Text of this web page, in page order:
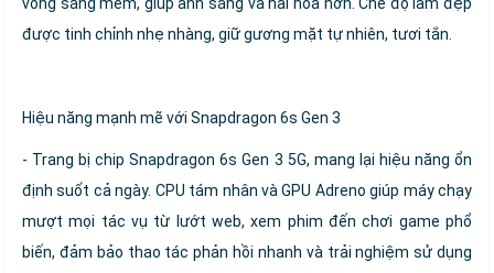
được tinh chỉnh nhẹ nhàng, giữ gương mặt tự nhiên, tươi tắn.
Hiệu năng mạnh mẽ với Snapdragon 6s Gen 3
- Trang bị chip Snapdragon 6s Gen 3 5G, mang lại hiệu năng ổn
định suốt cả ngày. CPU tám nhân và GPU Adreno giúp máy chạy
mượt mọi tác vụ từ lướt web, xem phim đến chơi game phổ
biến, đảm bảo thao tác phản hồi nhanh và trải nghiệm sử dụng